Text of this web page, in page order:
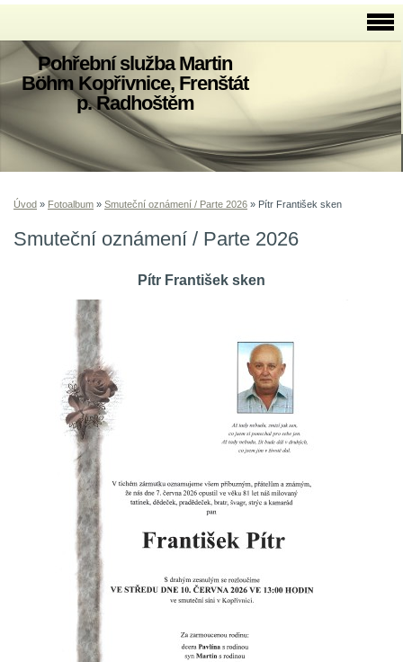
Pohřební služba Martin
Böhm Kopřivnice, Frenštát
p. Radhoštěm
Úvod » Fotoalbum » Smuteční oznámení / Parte 2026 » Pítr František sken
Smuteční oznámení / Parte 2026
Pítr František sken